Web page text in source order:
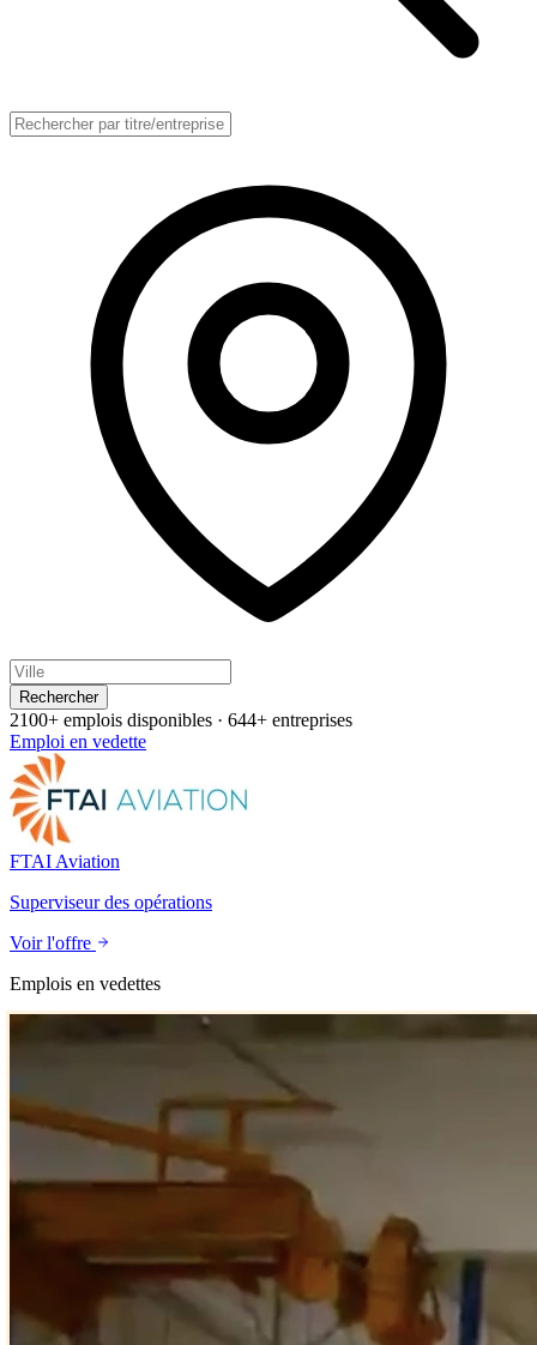
Rechercher
2100+ emplois disponibles · 644+ entreprises
Emploi en vedette
FTAI Aviation
Superviseur des opérations
Voir l'offre
Emplois en vedettes